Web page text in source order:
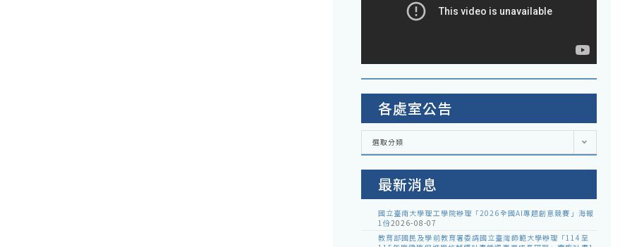
各處室公告
各
室
選取分類
最新消息
國立臺南大學理工學院辦理「2026全國AI專題創意競賽」海報
1份2026-08-07
教育部國民及學前教育署委請國立臺灣師範大學辦理「114至